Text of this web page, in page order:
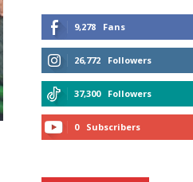
9,278 Fans
26,772 Followers
37,300 Followers
0 Subscribers